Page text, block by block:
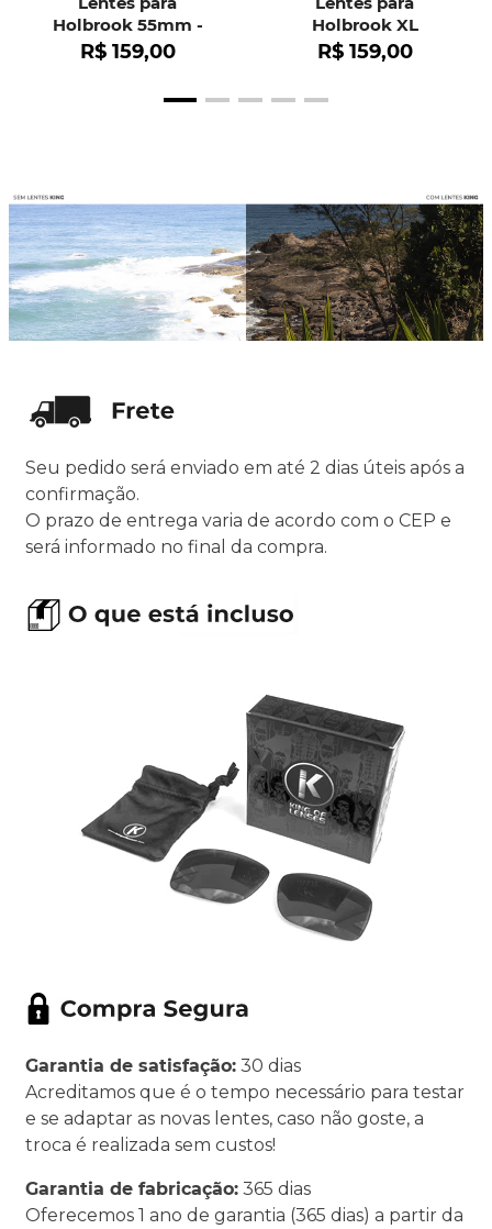
Holbrook 55mm -
OO9102
R$ 159,00
Holbrook XL
R$ 159,00
Seu pedido será enviado em até 2 dias úteis após a
confirmação.
O prazo de entrega varia de acordo com o CEP e
será informado no final da compra.
Garantia de satisfação: 30 dias
Acreditamos que é o tempo necessário para testar
e se adaptar as novas lentes, caso não goste, a
troca é realizada sem custos!
Garantia de fabricação: 365 dias
Oferecemos 1 ano de garantia (365 dias) a partir da